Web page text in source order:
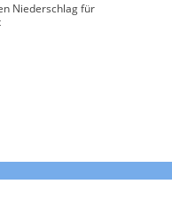
Niederschlag für